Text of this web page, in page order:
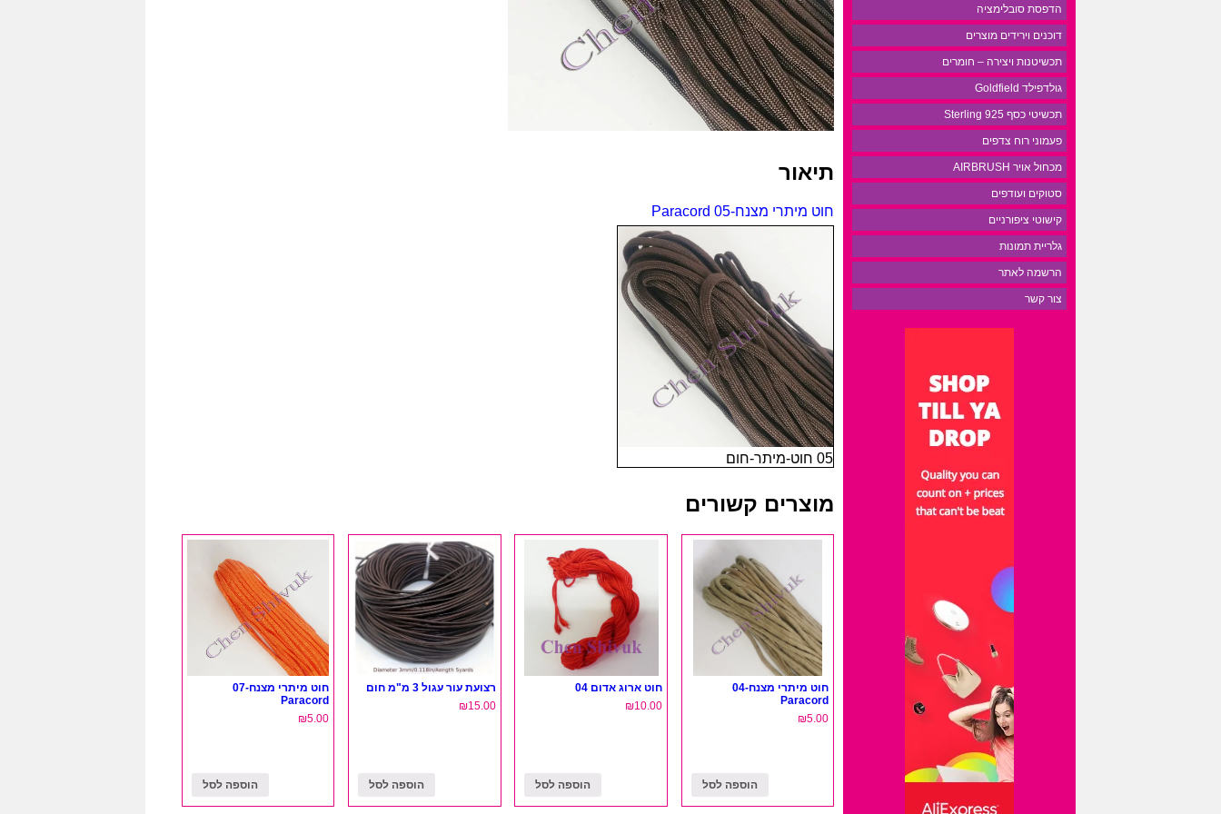
הדפסת סובלימציה
דוכנים וירידים מוצרים
תכשיטנות ויצירה – חומרים
גולדפילד Goldfield
תכשיטי כסף 925 Sterling
פעמוני רוח צדפים
מכחול אויר AIRBRUSH
סטוקים ועודפים
קישוטי ציפורניים
גלריית תמונות
הרשמה לאתר
צור קשר
תיאור
חוט מיתרי מצנח-05 Paracord
05 חוט-מיתר-חום
מוצרים קשורים
חוט מיתרי מצנח-04
Paracord
₪5.00
הוספה לסל
חוט ארוג אדום 04
₪10.00
הוספה לסל
רצועת עור עגול 3 מ"מ חום
₪15.00
הוספה לסל
חוט מיתרי מצנח-07
Paracord
₪5.00
הוספה לסל